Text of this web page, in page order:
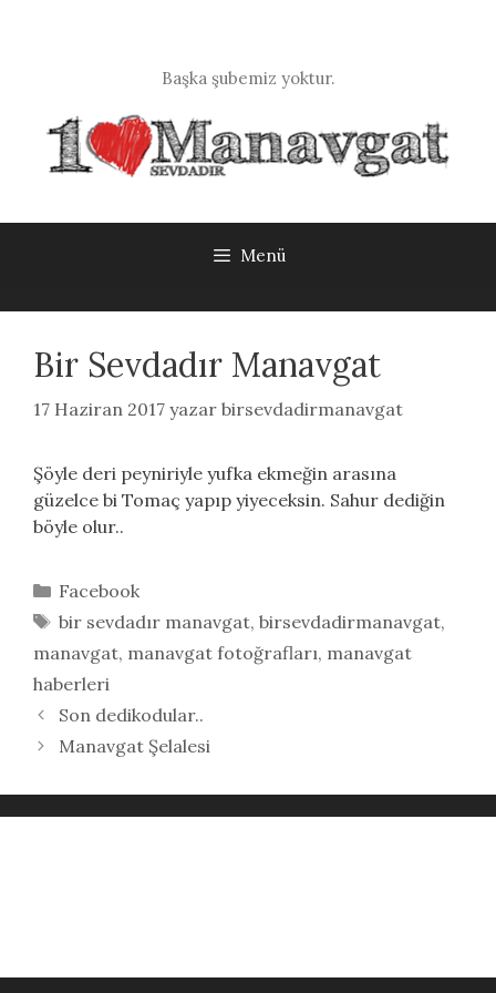
Başka şubemiz yoktur.
Menü
Bir Sevdadır Manavgat
17 Haziran 2017 yazar birsevdadirmanavgat
Şöyle deri peyniriyle yufka ekmeğin arasına
güzelce bi Tomaç yapıp yiyeceksin. Sahur dediğin
böyle olur..
Kategoriler
Facebook
Etiketler
bir sevdadır manavgat, birsevdadirmanavgat,
manavgat, manavgat fotoğrafları, manavgat
haberleri
Son dedikodular..
Manavgat Şelalesi